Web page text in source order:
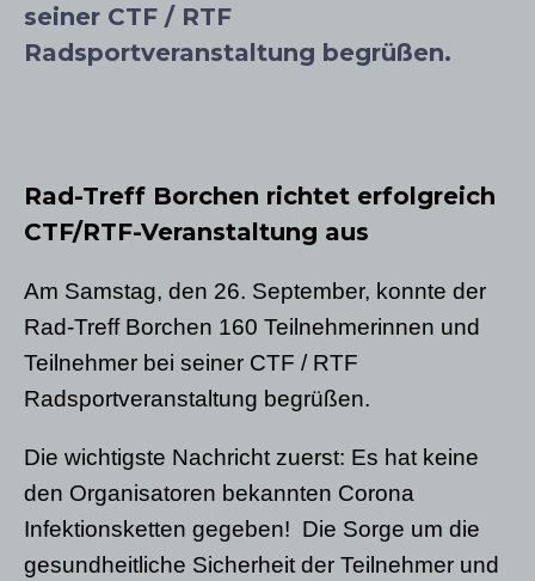
seiner CTF / RTF
Radsportveranstaltung begrüßen.
Rad-Treff Borchen richtet erfolgreich
CTF/RTF-Veranstaltung aus
Am Samstag, den 26. September, konnte der
Rad-Treff Borchen 160 Teilnehmerinnen und
Teilnehmer bei seiner CTF / RTF
Radsportveranstaltung begrüßen.
Die wichtigste Nachricht zuerst: Es hat keine
den Organisatoren bekannten Corona
Infektionsketten gegeben! Die Sorge um die
gesundheitliche Sicherheit der Teilnehmer und